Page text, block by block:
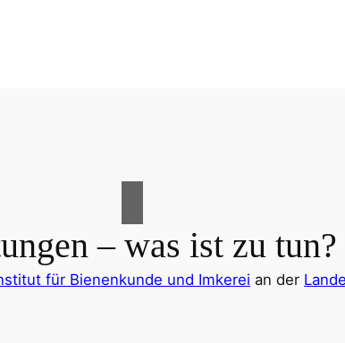
– was ist zu tun?
für Bienenkunde und Imkerei an der